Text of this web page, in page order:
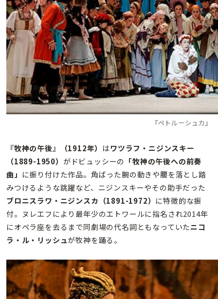
『ペトルーシュカ』
『牧神の午後』（1912年） はワツラフ・ニジンスキー
（1889-1950） がドビュッシーの 「牧神の午後への前奏
曲」 に振り付けた作品。角ばった腕の動きや腰を落とし踏
みつけるような跳躍など、ニジンスキーやその助手だった
ブロニスラワ・ニジンスカ（1891-1972） に特徴的な振
付。ヌレエフにより最年少のエトワールに指名され2014年
にオペラ座を去るまで同劇場の代名詞ともなっていたニコ
ラ・ル・リッシュが牧神を踊る。